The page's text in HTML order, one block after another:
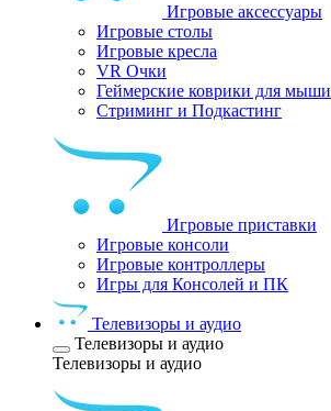
Игровые аксессуары
Игровые столы
Игровые кресла
VR Очки
Геймерские коврики для мыши
Стриминг и Подкастинг
Игровые приставки
Игровые консоли
Игровые контроллеры
Игры для Консолей и ПК
Телевизоры и аудио
Телевизоры и аудио
Телевизоры и аудио